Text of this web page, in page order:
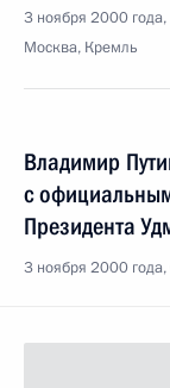
3 ноября 2000
Москва, Кремль
Владимир
с
Президента
3 ноября 2000